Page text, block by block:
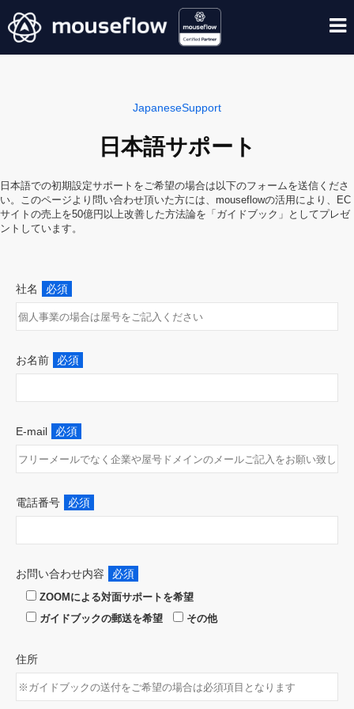
JapaneseSupport
日本語サポート
日本語での初期設定サポートをご希望の場合は以下のフォームを送信くださ
い。このページより問い合わせ頂いた方には、mouseflowの活用により、EC
サイトの売上を50億円以上改善した方法論を「ガイドブック」としてプレゼ
ントしています。
社名 必須
お名前 必須
E-mail 必須
電話番号 必須
お問い合わせ内容 必須
ZOOMによる対面サポートを希望
ガイドブックの郵送を希望
その他
住所